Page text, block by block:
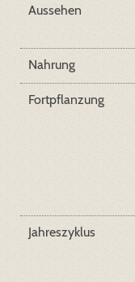
Aussehen
Nahrung
Fortpflanzung
Jahreszyklus